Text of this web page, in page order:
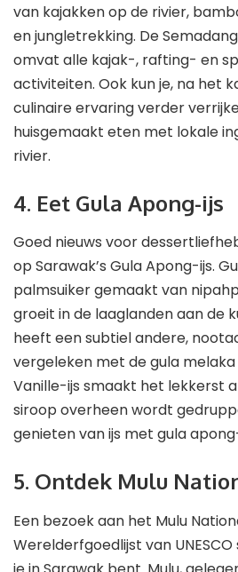
van kajakken op de rivier,
en jungletrekking. De
omvat alle kajak-, rafting- en
activiteiten. Ook kun je, na het
culinaire ervaring verder
huisgemaakt eten met lokale
rivier.
4. Eet Gula Apong-ijs
Goed nieuws voor
op Sarawak’s Gula Apong-ijs.
palmsuiker gemaakt van
groeit in de laaglanden aan de
heeft een subtiel andere,
vergeleken met de gula melaka
Vanille-ijs smaakt het lekkerst
siroop overheen wordt
genieten van ijs met gula
5. Ontdek Mulu
Een bezoek aan het Mulu
Werelderfgoedlijst van